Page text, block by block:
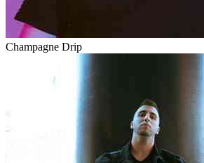
Champagne Drip